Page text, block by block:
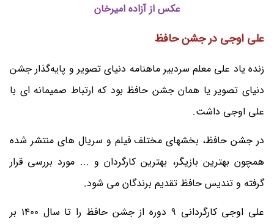
عکس از آزاده امیرخان
علی اوجی در جشن حافظ
زنده یاد علی معلم سردبیر ماهنامه دنیای تصویر و پایه‌گذار جشن
دنیای تصویر یا همان جشن حافظ بود که ارتباط صمیمانه ای با
علی اوجی داشت.
در جشن حافظ، بخشهای مختلف فیلم و سریال های منتشر شده
همچون بهترین بازیگر، بهترین کارگردان و ... مورد بررسی قرار
گرفته و تندیس حافظ تقدیم برندگان می شود.
علی اوجی کارگردانی 9 دوره از جشن حافظ را تا سال 1400 بر